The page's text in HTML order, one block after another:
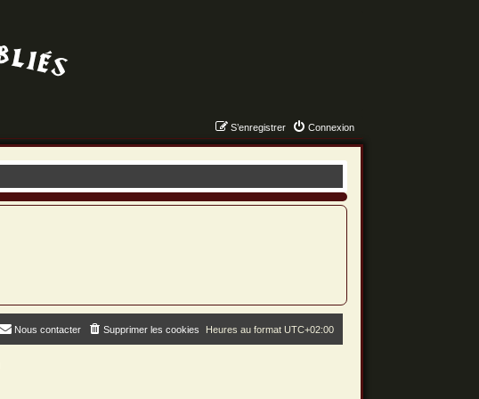
Connexion
S’enregistrer
Heures au formatUTC+02:00
Supprimer les cookies
Nous contacter